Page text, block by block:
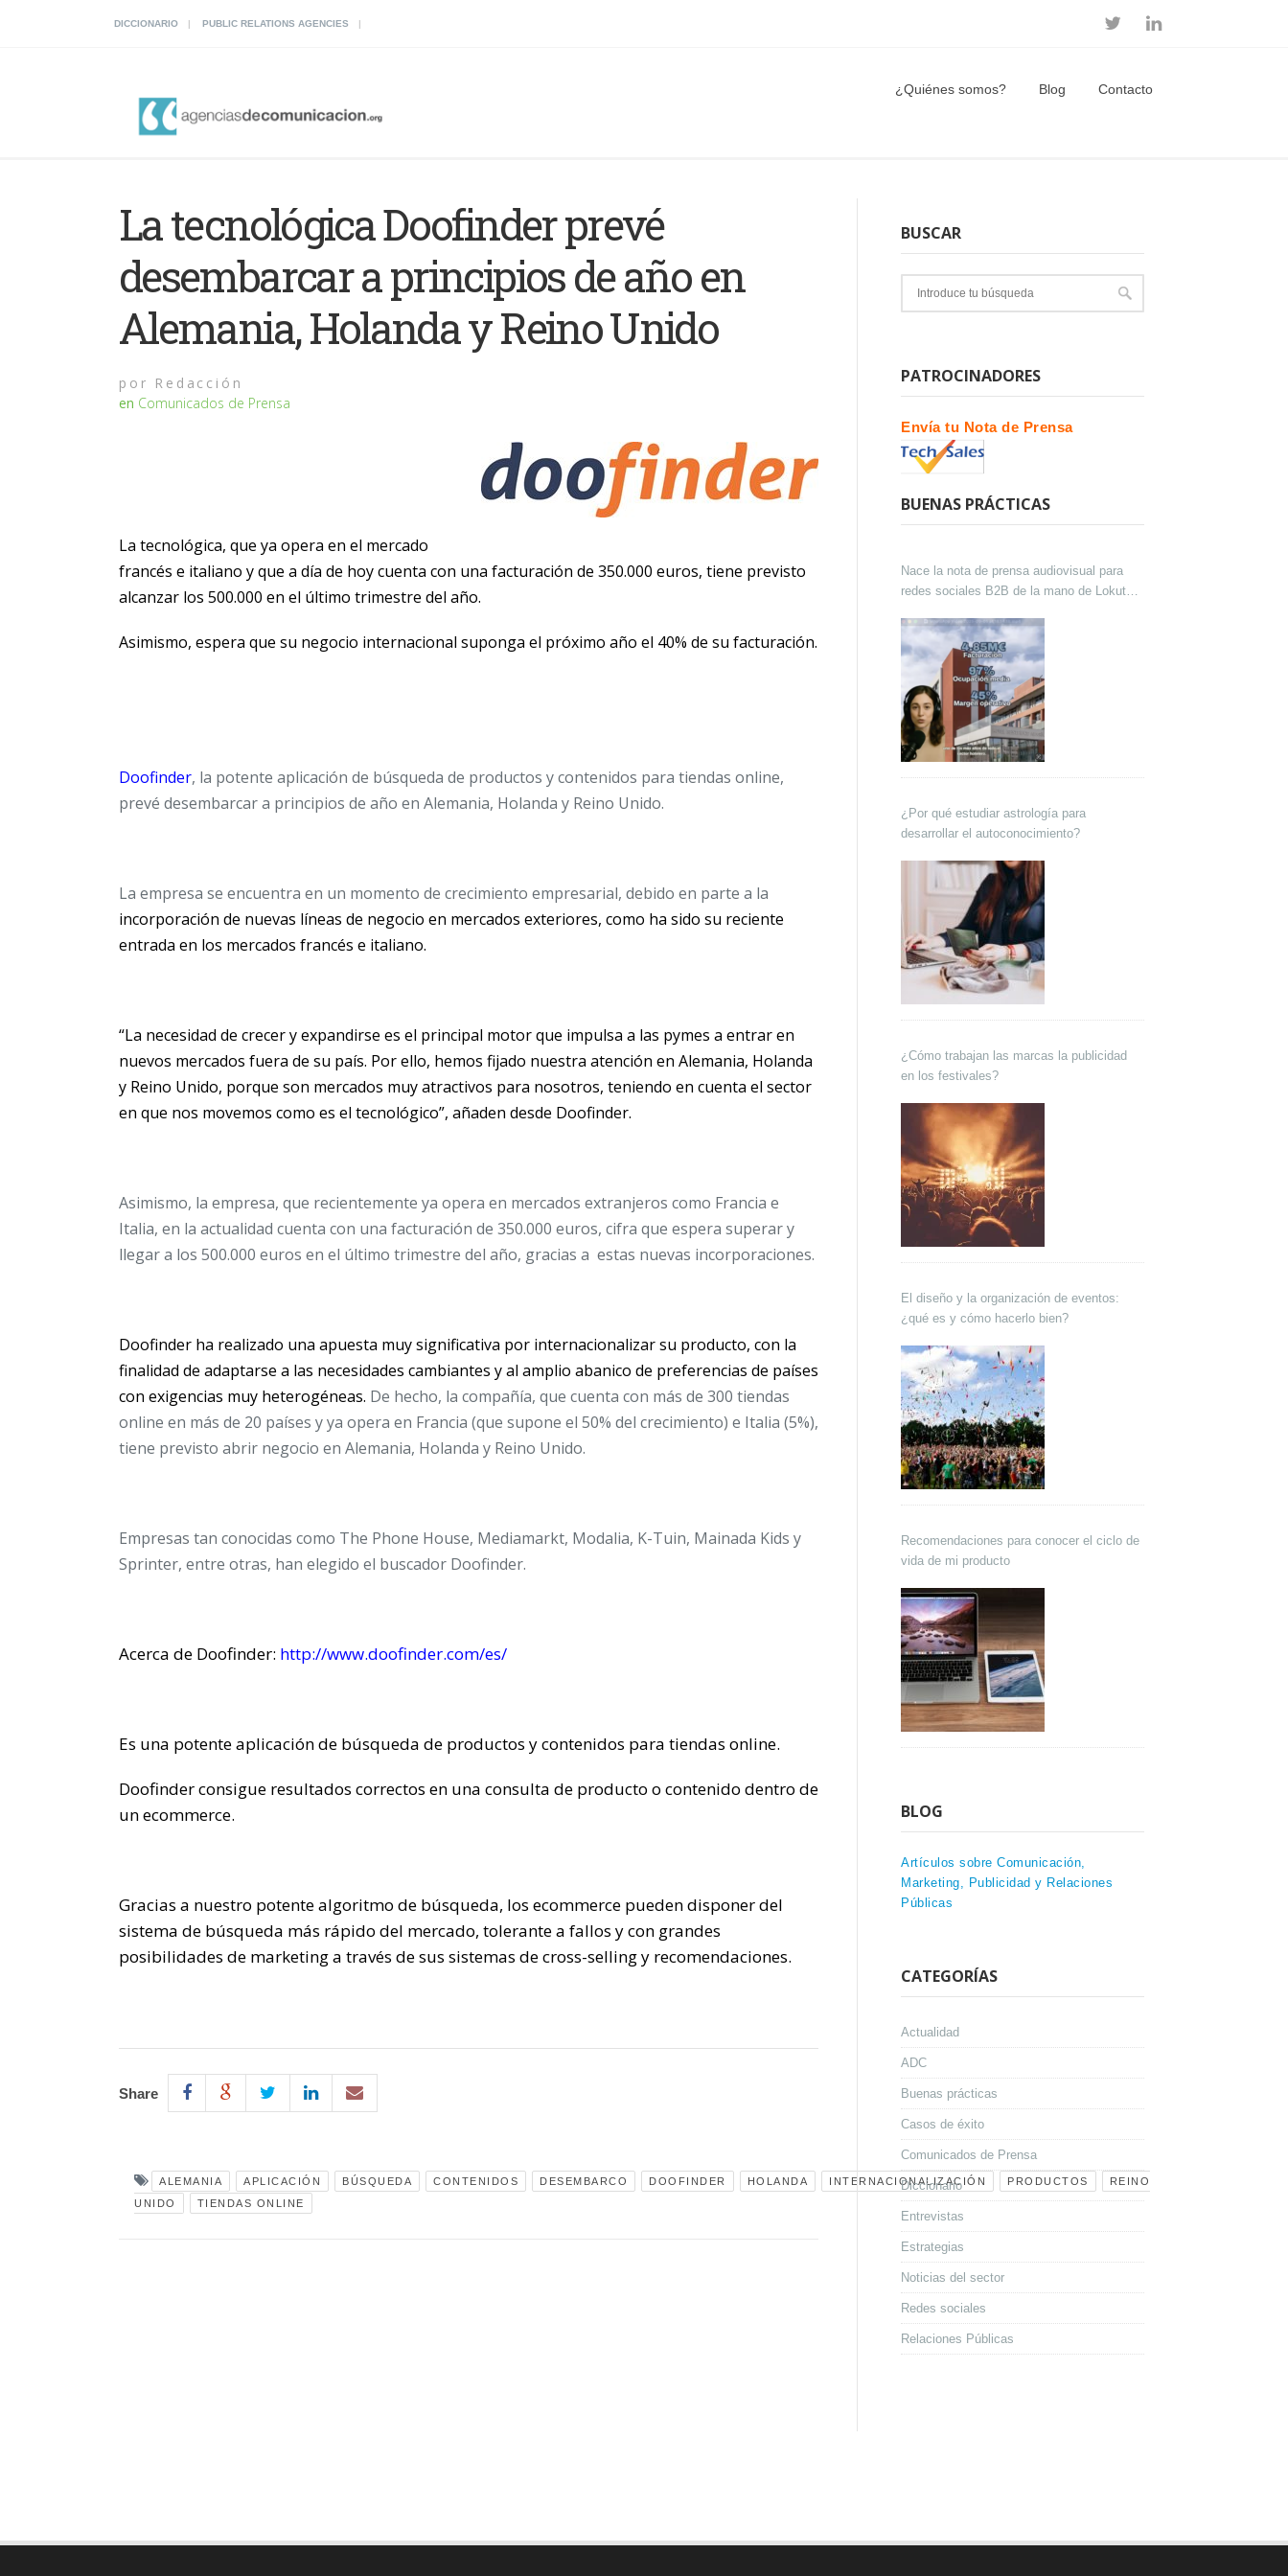
DICCIONARIO PUBLIC RELATIONS AGENCIES
¿Quiénes somos? Blog Contacto
La tecnológica Doofinder prevé
desembarcar a principios de año en
Alemania, Holanda y Reino Unido
por Redacción
en Comunicados de Prensa
La tecnológica, que ya opera en el mercado
francés e italiano y que a día de hoy cuenta con una facturación de 350.000 euros, tiene previsto
alcanzar los 500.000 en el último trimestre del año.
Asimismo, espera que su negocio internacional suponga el próximo año el 40% de su facturación.
Doofinder, la potente aplicación de búsqueda de productos y contenidos para tiendas online,
prevé desembarcar a principios de año en Alemania, Holanda y Reino Unido.
La empresa se encuentra en un momento de crecimiento empresarial, debido en parte a la
incorporación de nuevas líneas de negocio en mercados exteriores, como ha sido su reciente
entrada en los mercados francés e italiano.
“La necesidad de crecer y expandirse es el principal motor que impulsa a las pymes a entrar en
nuevos mercados fuera de su país. Por ello, hemos fijado nuestra atención en Alemania, Holanda
y Reino Unido, porque son mercados muy atractivos para nosotros, teniendo en cuenta el sector
en que nos movemos como es el tecnológico”, añaden desde Doofinder.
Asimismo, la empresa, que recientemente ya opera en mercados extranjeros como Francia e
Italia, en la actualidad cuenta con una facturación de 350.000 euros, cifra que espera superar y
llegar a los 500.000 euros en el último trimestre del año, gracias a estas nuevas incorporaciones.
Doofinder ha realizado una apuesta muy significativa por internacionalizar su producto, con la
finalidad de adaptarse a las necesidades cambiantes y al amplio abanico de preferencias de países
con exigencias muy heterogéneas. De hecho, la compañía, que cuenta con más de 300 tiendas
online en más de 20 países y ya opera en Francia (que supone el 50% del crecimiento) e Italia (5%),
tiene previsto abrir negocio en Alemania, Holanda y Reino Unido.
Empresas tan conocidas como The Phone House, Mediamarkt, Modalia, K-Tuin, Mainada Kids y
Sprinter, entre otras, han elegido el buscador Doofinder.
Acerca de Doofinder: http://www.doofinder.com/es/
Es una potente aplicación de búsqueda de productos y contenidos para tiendas online.
Doofinder consigue resultados correctos en una consulta de producto o contenido dentro de
un ecommerce.
Gracias a nuestro potente algoritmo de búsqueda, los ecommerce pueden disponer del
sistema de búsqueda más rápido del mercado, tolerante a fallos y con grandes
posibilidades de marketing a través de sus sistemas de cross-selling y recomendaciones.
Share
ALEMANIA APLICACIÓN BÚSQUEDA CONTENIDOS DESEMBARCO DOOFINDER HOLANDA INTERNACIONALIZACIÓN PRODUCTOS
REINO
UNIDO
TIENDAS ONLINE
BUSCAR
PATROCINADORES
Envía tu Nota de Prensa
BUENAS PRÁCTICAS
Nace la nota de prensa audiovisual para
redes sociales B2B de la mano de Lokutor
¿Por qué estudiar astrología para
desarrollar el autoconocimiento?
¿Cómo trabajan las marcas la publicidad
en los festivales?
El diseño y la organización de eventos:
¿qué es y cómo hacerlo bien?
Recomendaciones para conocer el ciclo de
vida de mi producto
BLOG
Artículos sobre Comunicación,
Marketing, Publicidad y Relaciones
Públicas
CATEGORÍAS
Actualidad
ADC
Buenas prácticas
Casos de éxito
Comunicados de Prensa
Diccionario
Entrevistas
Estrategias
Noticias del sector
Redes sociales
Relaciones Públicas